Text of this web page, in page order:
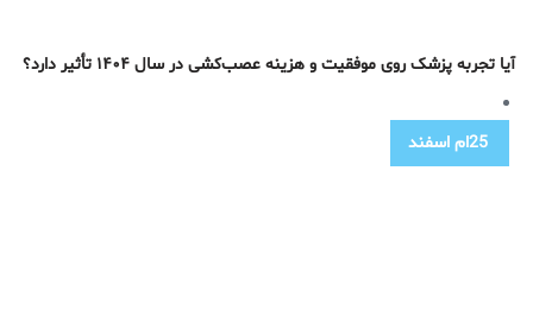
آیا تجربه پزشک روی موفقیت و هزینه عصب‌کشی در سال ۱۴۰۴ تأثیر دارد؟
25ام اسفند